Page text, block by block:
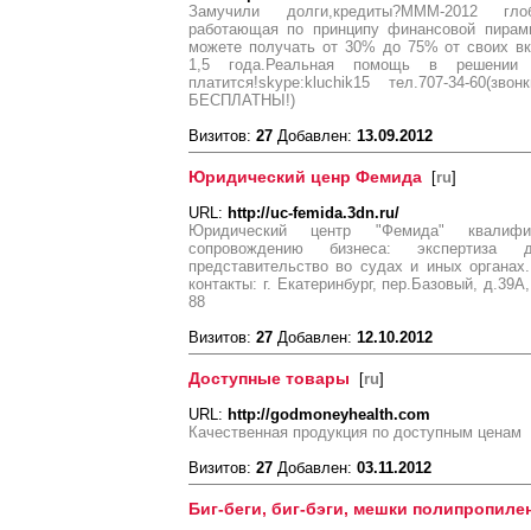
Замучили долги,кредиты?МММ-2012
работающая по принципу финансовой
можете получать от 30% до 75% от своих
1,5 года.Реальная помощь в решении
платится!skype:kluchik15 тел.707-34-
БЕСПЛАТНЫ!)
Визитов: 27 Добавлен: 13.09.2012
Юридический ценр Фемида [ru]
URL: http://uc-femida.3dn.ru/
Юридический центр "Фемида"
сопровождению бизнеса: экспертиза
представительство во судах и иных
контакты: г. Екатеринбург, пер.Базовый,
88
Визитов: 27 Добавлен: 12.10.2012
Доступные товары [ru]
URL: http://godmoneyhealth.com
Качественная продукция по доступным ценам
Визитов: 27 Добавлен: 03.11.2012
Биг-беги, биг-бэги, мешки